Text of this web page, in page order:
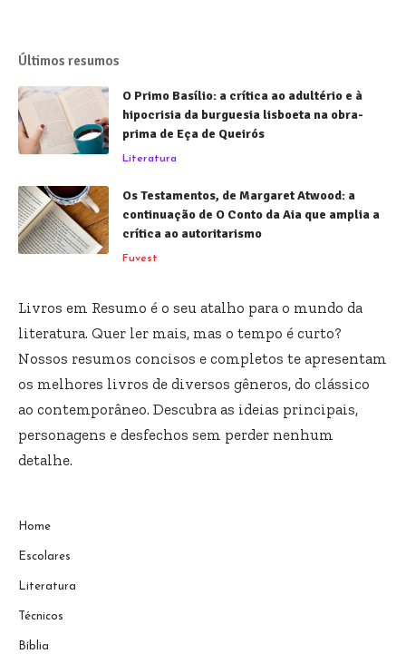
Últimos resumos
O Primo Basílio: a crítica ao adultério e à
hipocrisia da burguesia lisboeta na obra-
prima de Eça de Queirós
Literatura
Os Testamentos, de Margaret Atwood: a
continuação de O Conto da Aia que amplia a
crítica ao autoritarismo
Fuvest
Livros em Resumo é o seu atalho para o mundo da
literatura. Quer ler mais, mas o tempo é curto?
Nossos resumos concisos e completos te apresentam
os melhores livros de diversos gêneros, do clássico
ao contemporâneo. Descubra as ideias principais,
personagens e desfechos sem perder nenhum
detalhe.
Home
Escolares
Literatura
Técnicos
Bíblia